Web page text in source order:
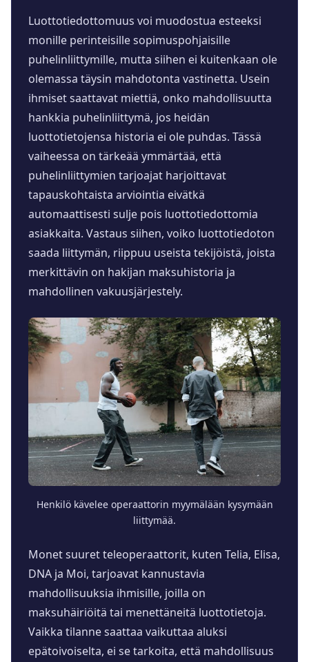
Luottotiedottomuus voi muodostua esteeksi
monille perinteisille sopimuspohjaisille
puhelinliittymille, mutta siihen ei kuitenkaan ole
olemassa täysin mahdotonta vastinetta. Usein
ihmiset saattavat miettiä, onko mahdollisuutta
hankkia puhelinliittymä, jos heidän
luottotietojensa historia ei ole puhdas. Tässä
vaiheessa on tärkeää ymmärtää, että
puhelinliittymien tarjoajat harjoittavat
tapauskohtaista arviointia eivätkä
automaattisesti sulje pois luottotiedottomia
asiakkaita. Vastaus siihen, voiko luottotiedoton
saada liittymän, riippuu useista tekijöistä, joista
merkittävin on hakijan maksuhistoria ja
mahdollinen vakuusjärjestely.
Henkilö kävelee operaattorin myymälään kysymään
liittymää.
Monet suuret teleoperaattorit, kuten Telia, Elisa,
DNA ja Moi, tarjoavat kannustavia
mahdollisuuksia ihmisille, joilla on
maksuhäiriöitä tai menettäneitä luottotietoja.
Vaikka tilanne saattaa vaikuttaa aluksi
epätoivoiselta, ei se tarkoita, että mahdollisuus